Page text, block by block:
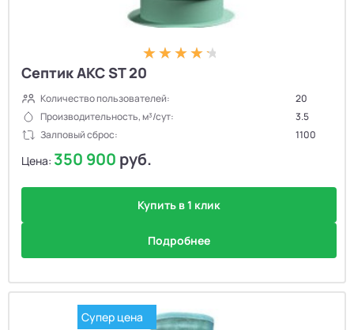
Септик АКС ST 20
Количество пользователей:
20
Производительность, м³/сут:
3.5
Залповый сброс:
1100
Цена: 350 900 руб.
Купить в 1 клик
Подробнее
Супер цена